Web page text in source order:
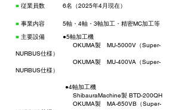
■ 従業員数 6名（2025年4月現在）
■ 事業内容 5軸・4軸・3軸加工・精密MC加工等
■ 主要設備 ●5軸加工機
OKUMA製 MU-5000V（Super-
NURBUS仕様）
OKUMA製 MU-400VA（Super-
NURBUS仕様）
●4軸加工機
ShibauraMachine製 BTD-200QH
OKUMA製 MA-650VB（Super-